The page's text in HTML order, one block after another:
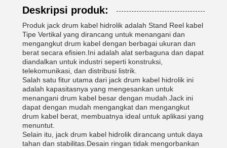
Deskripsi produk:
Produk jack drum kabel hidrolik adalah Stand Reel kabel
Tipe Vertikal yang dirancang untuk menangani dan
mengangkut drum kabel dengan berbagai ukuran dan
berat secara efisien.Ini adalah alat serbaguna dan dapat
diandalkan untuk industri seperti konstruksi,
telekomunikasi, dan distribusi listrik.
Salah satu fitur utama dari jack drum kabel hidrolik ini
adalah kapasitasnya yang mengesankan untuk
menangani drum kabel besar dengan mudah.Jack ini
dapat dengan mudah mengangkat dan mengangkut
drum kabel berat, membuatnya ideal untuk aplikasi yang
menuntut.
Selain itu, jack drum kabel hidrolik dirancang untuk daya
tahan dan stabilitas.Desain ringan tidak mengorbankan